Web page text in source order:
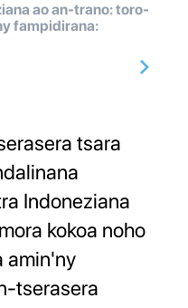
ao an-trano: toro-
fampidirana:
tsara
Indoneziana
kokoa noho
amin'ny
tserasera